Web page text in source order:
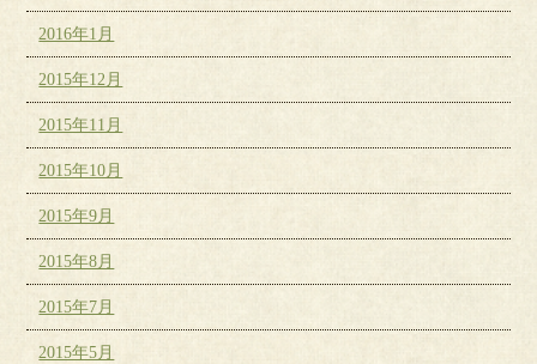
2016年1月
2015年12月
2015年11月
2015年10月
2015年9月
2015年8月
2015年7月
2015年5月